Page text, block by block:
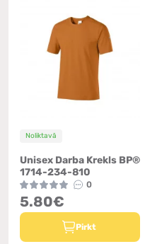
Noliktavā
Unisex Darba Krekls BP®
1714-234-810
0
5.80€
Pirkt